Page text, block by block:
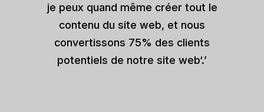
je peux quand même créer tout le
contenu du site web, et nous
convertissons 75% des clients
potentiels de notre site web‘.’